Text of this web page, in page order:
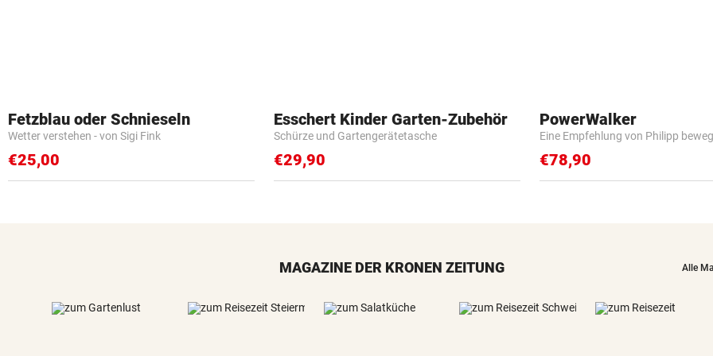
Fetzblau oder Schnieseln
Wetter verstehen - von Sigi Fink
€25,00
Esschert Kinder Garten-Zubehör
Schürze und Gartengerätetasche
€29,90
PowerWalker
Eine Empfehlung von Philipp
€78,90
MAGAZINE DER KRONEN ZEITUNG Alle